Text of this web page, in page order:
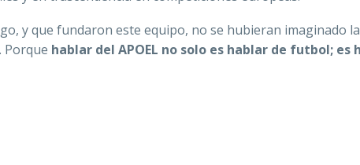
y que fundaron este equipo, no se hubieran imaginado la
Porque hablar del APOEL no solo es hablar de futbol; es